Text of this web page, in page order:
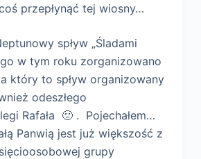
przepłynąć tej wiosny…
spływ „Śladami
w tym roku zorganizowano
który to spływ organizowany
odeszłego
Rafała 🙁 . Pojechałem…
Panwią jest już większość z
grupy